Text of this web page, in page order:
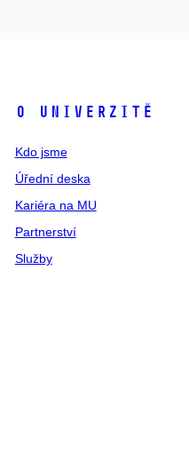
O univerzitě
Kdo jsme
Úřední deska
Kariéra na MU
Partnerství
Služby